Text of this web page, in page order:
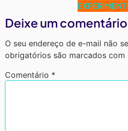
Deixe um comentário
O seu endereço de e-mail não
obrigatórios são marcados com
Comentário *